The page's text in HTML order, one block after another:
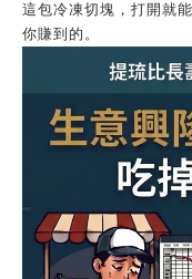
這包冷凍切塊，打開就
你賺到的。